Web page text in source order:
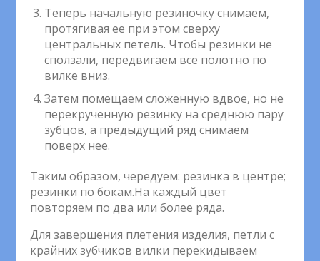
Теперь начальную резиночку снимаем,
протягивая ее при этом сверху
центральных петель. Чтобы резинки не
сползали, передвигаем все полотно по
вилке вниз.
Затем помещаем сложенную вдвое, но не
перекрученную резинку на среднюю пару
зубцов, а предыдущий ряд снимаем
поверх нее.
Таким образом, чередуем: резинка в центре;
резинки по бокам.На каждый цвет
повторяем по два или более ряда.
Для завершения плетения изделия, петли с
крайних зубчиков вилки перекидываем